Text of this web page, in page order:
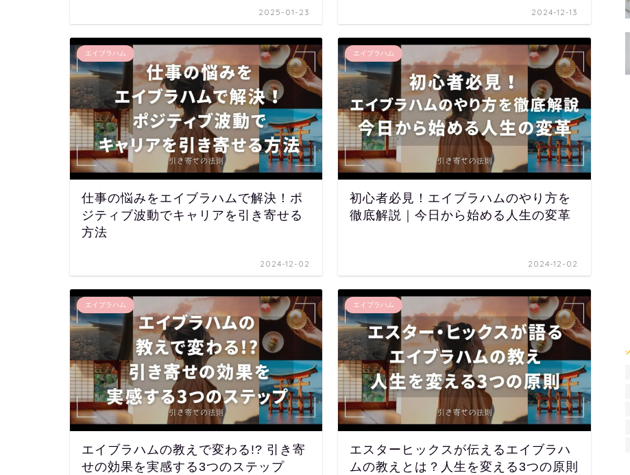
2025-01-23 2024-12-13
エイブラハム
仕事の悩みをエイブラハムで解決！ポ
ジティブ波動でキャリアを引き寄せる
方法
2024-12-02
エイブラハム
初心者必見！エイブラハムのやり方を
徹底解説｜今日から始める人生の変革
2024-12-02
エイブラハム
エイブラハムの教えで変わる!? 引き寄
せの効果を実感する3つのステップ
エイブラハム
エスターヒックスが伝えるエイブラハ
ムの教えとは？人生を変える3つの原則